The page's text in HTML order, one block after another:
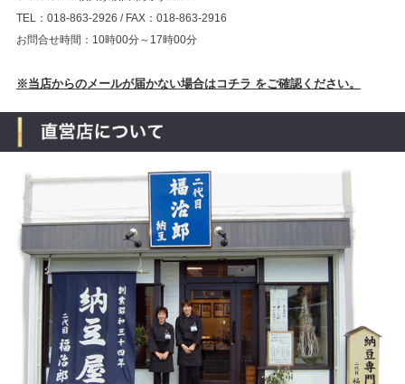
TEL：018-863-2926 / FAX：018-863-2916
お問合せ時間：10時00分～17時00分
※当店からのメールが届かない場合はコチラ をご確認ください。